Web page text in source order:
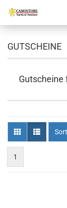
GUTSCHEINE
Gutscheine
1